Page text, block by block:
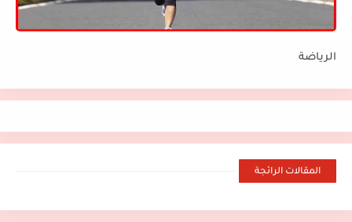
الرياضة
المقالات الرائجة